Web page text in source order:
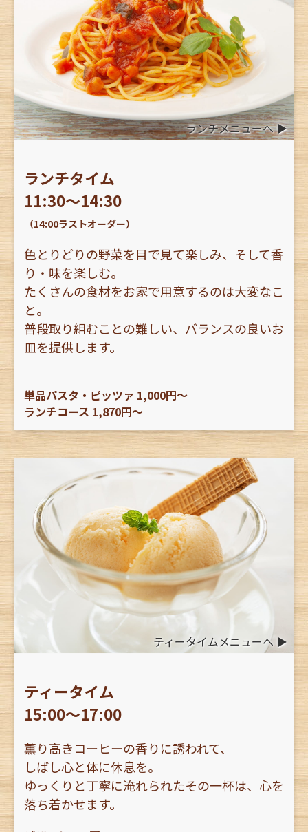
ランチメニューへ ▶︎
ランチタイム
11:30〜14:30
（14:00ラストオーダー）
色とりどりの野菜を目で見て楽しみ、そして香
り・味を楽しむ。
たくさんの食材をお家で用意するのは大変なこ
と。
普段取り組むことの難しい、バランスの良いお
皿を提供します。
単品パスタ・ピッツァ 1,000円〜
ランチコース 1,870円〜
ティータイムメニューへ ▶︎
ティータイム
15:00〜17:00
薫り高きコーヒーの香りに誘われて、
しばし心と体に休息を。
ゆっくりと丁寧に淹れられたその一杯は、心を
落ち着かせます。